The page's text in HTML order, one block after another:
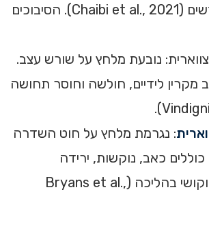
תוך שישה חודשים (Chaibi et al., 2021). הסיבוכים
נובעת מלחץ על שורש עצב.
לידיים, חולשה וחוסר תחושה
: נגרמת מלחץ על חוט השדרה
כאב, נוקשות, ירידה
בקואורדינציה וקושי בהליכה (Bryans et al.,